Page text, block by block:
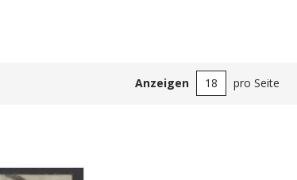
Anzeigen pro Seite